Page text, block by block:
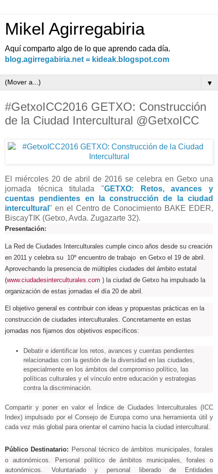
Mikel Agirregabiria
Aquí comparto algo de lo que aprendo cada día.
blog.agirregabiria.net = kideak.blogspot.com
▼
#GetxoICC2016 GETXO: Construcción
de la Ciudad Intercultural @GetxoICC
El miércoles 20 de abril de 2016 se celebra en Getxo una
jornada técnica titulada "GETXO: Retos, avances y
cuentas pendientes en la construcción de la ciudad
intercultural " en el Centro de Conocimiento BAKE EDER,
BiscayTIK (Getxo, Avda. Zugazarte 32).
Presentación:
La Red de Ciudades Interculturales cumple cinco años desde su creación
en 2011 y celebra su 10º encuentro de trabajo en Getxo el 19 de abril.
Aprovechando la presencia de múltiples ciudades del ámbito estatal
(www.ciudadesinterculturales.com ) la ciudad de Getxo ha impulsado la
organización de estas jornadas el día 20 de abril.
El objetivo general es contribuir con ideas y propuestas prácticas en la
construcción de ciudades interculturales. Concretamente en estas
jornadas nos fijamos dos objetivos específicos:
Debatir e identificar los retos, avances y cuentas pendientes
relacionadas con la gestión de la diversidad en las ciudades,
especialmente en los ámbitos del compromiso político, las
políticas culturales y el vínculo entre educación y estrategias
contra la discriminación.
Compartir y poner en valor el Índice de Ciudades Interculturales (ICC
Index) impulsado por el Consejo de Europa como una herramienta útil y
cada vez más global para orientar el camino hacia la ciudad intercultural.
Público Destinatario: Personal técnico de ámbitos municipales, forales
o autonómicos. Personal político de ámbitos municipales, forales o
autonómicos. Voluntariado y personal liberado de Entidades